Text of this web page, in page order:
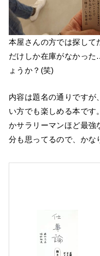
本屋さんの方では探して
だけしか在庫がなかっ
ょうか？(笑)
内容は題名の通りですが
い方でも楽しめる本です
かサラリーマンほど最強
分も思ってるので、かな